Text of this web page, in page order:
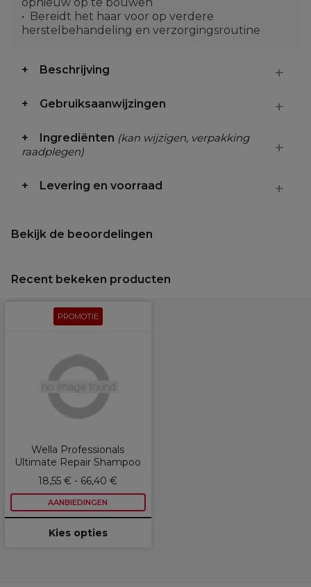
Bereidt het haar voor op verdere
herstelbehandeling en verzorgingsroutine
Beschrijving
Gebruiksaanwijzingen
Ingrediënten (kan wijzigen, verpakking
raadplegen)
Levering en voorraad
Bekijk de beoordelingen
Recent bekeken producten
PROMOTIE
Wella Professionals
Ultimate Repair Shampoo
18,55 € - 66,40 €
AANBIEDINGEN
Kies opties